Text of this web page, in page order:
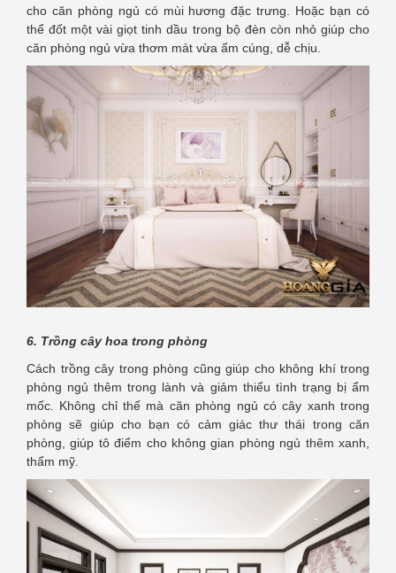
cho căn phòng ngủ có mùi hương đặc trưng. Hoặc bạn có
thể đốt một vài giọt tinh dầu trong bộ đèn còn nhỏ giúp cho
căn phòng ngủ vừa thơm mát vừa ấm cúng, dễ chịu.
6. Trồng cây hoa trong phòng
Cách trồng cây trong phòng cũng giúp cho không khí trong
phòng ngủ thêm trong lành và giảm thiểu tình trạng bị ẩm
mốc. Không chỉ thế mà căn phòng ngủ có cây xanh trong
phòng sẽ giúp cho bạn có cảm giác thư thái trong căn
phòng, giúp tô điểm cho không gian phòng ngủ thêm xanh,
thẩm mỹ.